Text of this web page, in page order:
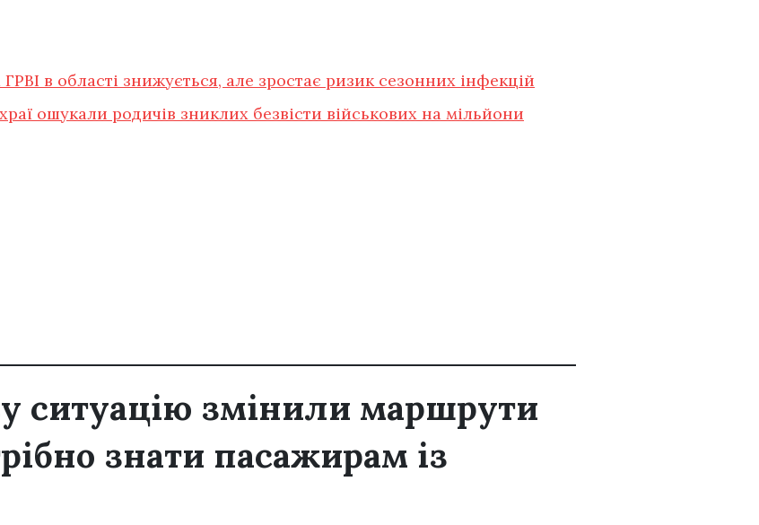
в області знижується, але зростає ризик сезонних інфекцій
ошукали родичів зниклих безвісти військових на мільйони
ситуацію змінили маршрути
знати пасажирам із